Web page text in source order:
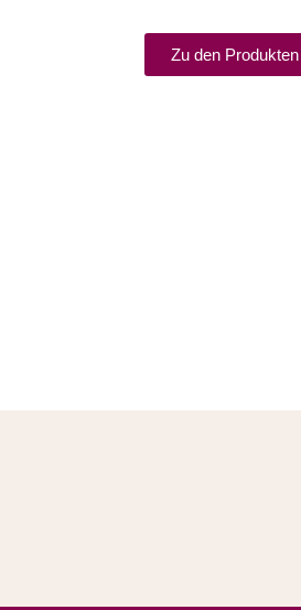
Zu den Produkten